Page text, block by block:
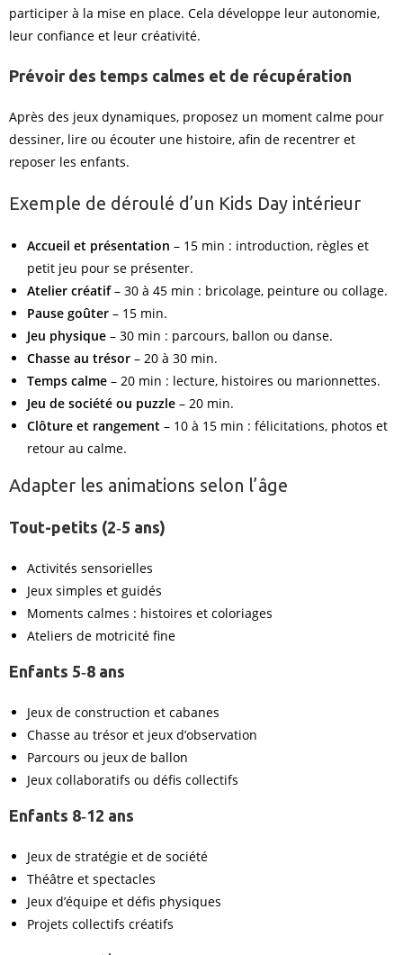
participer à la mise en place. Cela développe leur autonomie,
leur confiance et leur créativité.
Prévoir des temps calmes et de récupération
Après des jeux dynamiques, proposez un moment calme pour
dessiner, lire ou écouter une histoire, afin de recentrer et
reposer les enfants.
Exemple de déroulé d’un Kids Day intérieur
Accueil et présentation – 15 min : introduction, règles et
petit jeu pour se présenter.
Atelier créatif– 30 à 45 min : bricolage, peinture ou collage.
Pause goûter – 15 min.
Jeu physique – 30 min : parcours, ballon ou danse.
Chasse au trésor – 20 à 30 min.
Temps calme – 20 min : lecture, histoires ou marionnettes.
Jeu de société ou puzzle – 20 min.
Clôture et rangement – 10 à 15 min : félicitations, photos et
retour au calme.
Adapter les animations selon l’âge
Tout-petits (2‑5 ans)
Activités sensorielles
Jeux simples et guidés
Moments calmes : histoires et coloriages
Ateliers de motricité fine
Enfants 5‑8 ans
Jeux de construction et cabanes
Chasse au trésor et jeux d’observation
Parcours ou jeux de ballon
Jeux collaboratifs ou défis collectifs
Enfants 8‑12 ans
Jeux de stratégie et de société
Théâtre et spectacles
Jeux d’équipe et défis physiques
Projets collectifs créatifs